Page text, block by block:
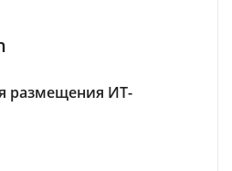
размещения ИТ-